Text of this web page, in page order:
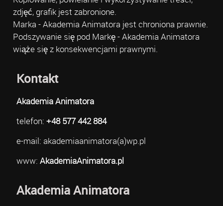
zdjęć, grafik jest zabronione.
Marka - Akademia Animatora jest chroniona prawnie.
Podszywanie się pod Markę - Akademia Animatora
wiąże się z konsekwencjami prawnymi.
Kontakt
Akademia Animatora
telefon: +48 577 442 884
e-mail: akademiaanimatora(a)wp.pl
www: AkademiaAnimatora.pl
Akademia Animatora